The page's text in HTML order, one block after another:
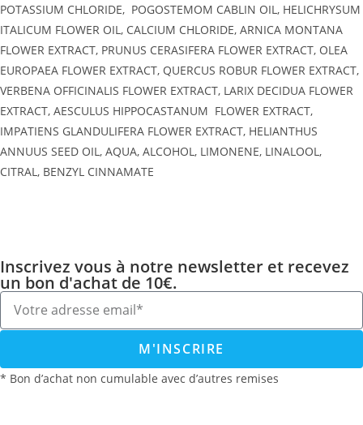
POTASSIUM CHLORIDE, POGOSTEMOM CABLIN OIL, HELICHRYSUM
ITALICUM FLOWER OIL, CALCIUM CHLORIDE, ARNICA MONTANA
FLOWER EXTRACT, PRUNUS CERASIFERA FLOWER EXTRACT, OLEA
EUROPAEA FLOWER EXTRACT, QUERCUS ROBUR FLOWER EXTRACT,
VERBENA OFFICINALIS FLOWER EXTRACT, LARIX DECIDUA FLOWER
EXTRACT, AESCULUS HIPPOCASTANUM FLOWER EXTRACT,
IMPATIENS GLANDULIFERA FLOWER EXTRACT, HELIANTHUS
ANNUUS SEED OIL, AQUA, ALCOHOL, LIMONENE, LINALOOL,
CITRAL, BENZYL CINNAMATE
Inscrivez vous à notre newsletter et recevez
un bon d'achat de 10€.
M'INSCRIRE
* Bon d’achat non cumulable avec d’autres remises